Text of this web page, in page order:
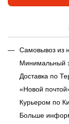
Самовывоз из
Минимальный
Доставка по
«Новой
Курьером по
Больше